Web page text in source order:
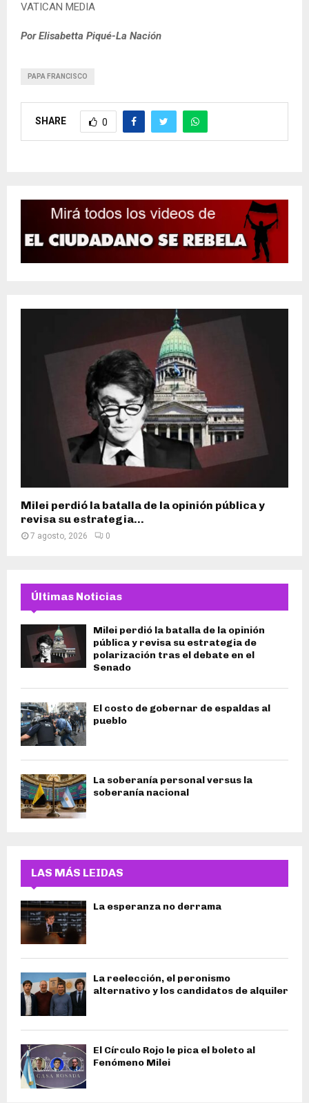
VATICAN MEDIA
Por Elisabetta Piqué-La Nación
PAPA FRANCISCO
SHARE 0
Milei perdió la batalla de la opinión pública y
revisa su estrategia...
7 agosto, 2026 0
Últimas Noticias
Milei perdió la batalla de la opinión
pública y revisa su estrategia de
polarización tras el debate en el
Senado
El costo de gobernar de espaldas al
pueblo
La soberanía personal versus la
soberanía nacional
LAS MÁS LEIDAS
La esperanza no derrama
La reelección, el peronismo
alternativo y los candidatos de alquiler
El Círculo Rojo le pica el boleto al
Fenómeno Milei